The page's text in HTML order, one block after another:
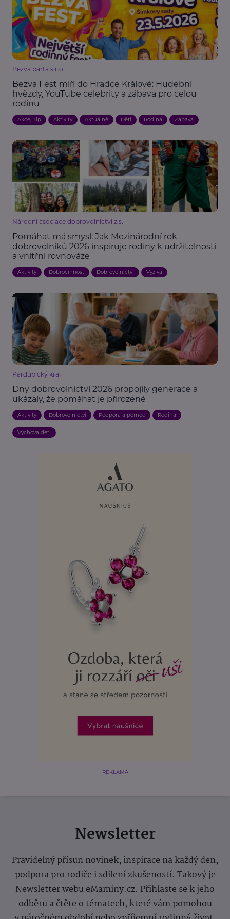
Bezva parta s.r.o.
Bezva Fest míří do Hradce Králové: Hudební
hvězdy, YouTube celebrity a zábava pro celou
rodinu
Akce, Tip Aktivity Aktuálně Děti Rodina Zábava
Národní asociace dobrovolnictví z.s.
Pomáhat má smysl: Jak Mezinárodní rok
dobrovolníků 2026 inspiruje rodiny k udržitelnosti
a vnitřní rovnováze
Aktivity Dobročinnost Dobrovolnictví Výživa
Pardubický kraj
Dny dobrovolnictví 2026 propojily generace a
ukázaly, že pomáhat je přirozené
Aktivity Dobrovolnictví Podpora a pomoc Rodina
Výchova dětí
REKLAMA
Newsletter
Pravidelný přísun novinek, inspirace na každý den,
podpora pro rodiče i sdílení zkušeností. Takový je
Newsletter webu eMaminy.cz. Přihlaste se k jeho
odběru a čtěte o tématech, které vám pomohou